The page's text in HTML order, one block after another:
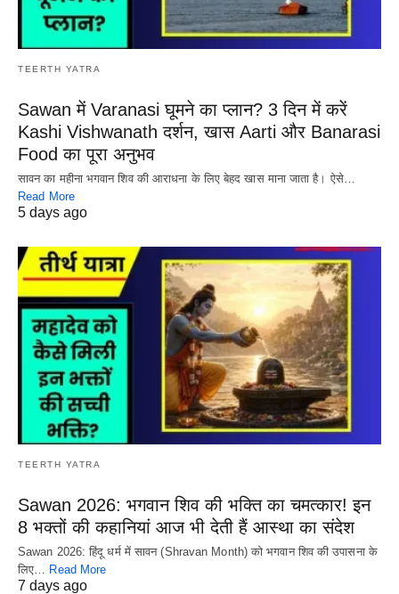
TEERTH YATRA
Sawan में Varanasi घूमने का प्लान? 3 दिन में करें
Kashi Vishwanath दर्शन, खास Aarti और Banarasi
Food का पूरा अनुभव
सावन का महीना भगवान शिव की आराधना के लिए बेहद खास माना जाता है। ऐसे…
Read More
5 days ago
TEERTH YATRA
Sawan 2026: भगवान शिव की भक्ति का चमत्कार! इन
8 भक्तों की कहानियां आज भी देती हैं आस्था का संदेश
Sawan 2026: हिंदू धर्म में सावन (Shravan Month) को भगवान शिव की उपासना के
लिए…
Read More
7 days ago